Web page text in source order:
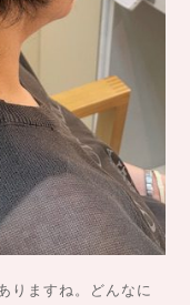
りますね。どんなに